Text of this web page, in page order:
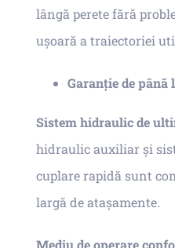
lângă perete fără
ușoară a traiectoriei
Garanție de până
Sistem hidraulic de
hidraulic auxiliar și
cuplare rapidă sunt
largă de atașamente.
Mediu de operare